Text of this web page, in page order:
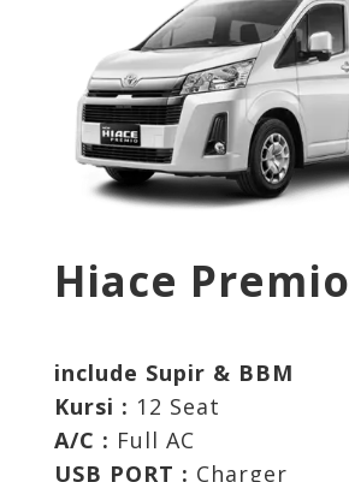
Hiace Premio
include Supir & BBM
Kursi : 12 Seat
A/C : Full AC
USB PORT : Charger